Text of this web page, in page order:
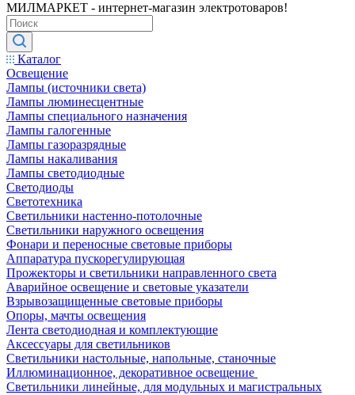
МИЛМАРКЕТ - интернет-магазин электротоваров!
Каталог
Освещение
Лампы (источники света)
Лампы люминесцентные
Лампы специального назначения
Лампы галогенные
Лампы газоразрядные
Лампы накаливания
Лампы светодиодные
Светодиоды
Светотехника
Светильники настенно-потолочные
Светильники наружного освещения
Фонари и переносные световые приборы
Аппаратура пускорегулирующая
Прожекторы и светильники направленного света
Аварийное освещение и световые указатели
Взрывозащищенные световые приборы
Опоры, мачты освещения
Лента светодиодная и комплектующие
Аксессуары для светильников
Светильники настольные, напольные, станочные
Иллюминационное, декоративное освещение
Светильники линейные, для модульных и магистральных